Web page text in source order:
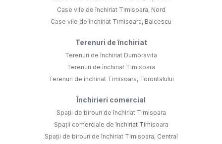
Case vile de închiriat Timisoara, Nord
Case vile de închiriat Timisoara, Balcescu
Terenuri de închiriat
Terenuri de închiriat Dumbravita
Terenuri de închiriat Timisoara
Terenuri de închiriat Timisoara, Torontalului
Închirieri comercial
Spații de birouri de închiriat Timisoara
Spații comerciale de închiriat Timisoara
Spații de birouri de închiriat Timisoara, Central